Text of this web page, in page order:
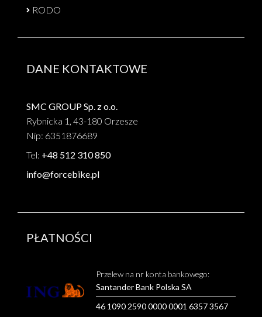
RODO
DANE KONTAKTOWE
SMC GROUP Sp. z o.o.
Rybnicka 1, 43-180 Orzesze
Nip: 6351876689
Tel: +48 512 310 850
info@forcebike.pl
PŁATNOŚCI
Przelew na nr konta bankowego:
Santander Bank Polska SA
46 1090 2590 0000 0001 6357 3567